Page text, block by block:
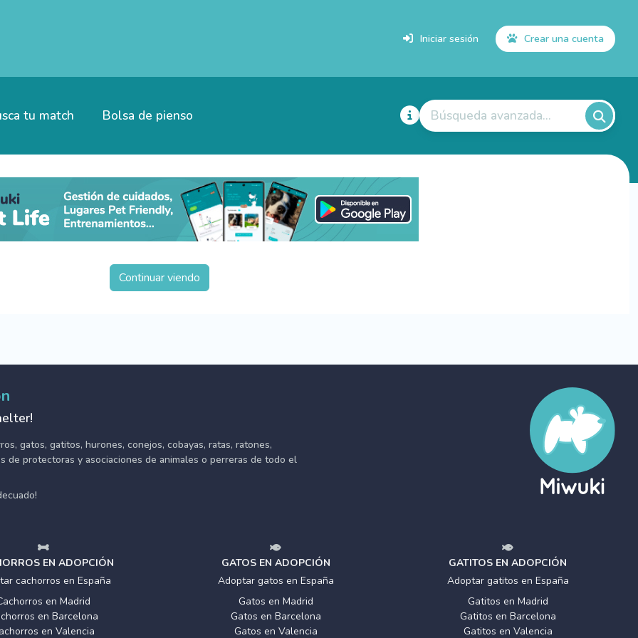
Iniciar sesión Crear una cuenta
tu match Bolsa de pienso Búsqueda avanzada...
Continuar viendo
gatos, gatitos, hurones, conejos, cobayas, ratas, ratones,
de protectoras y asociaciones de animales o perreras de todo el
EN ADOPCIÓN
cachorros en España
en Madrid
en Barcelona
en Valencia
GATOS EN ADOPCIÓN
Adoptar gatos en España
Gatos en Madrid
Gatos en Barcelona
Gatos en Valencia
GATITOS EN ADOPCIÓN
Adoptar gatitos en España
Gatitos en Madrid
Gatitos en Barcelona
Gatitos en Valencia